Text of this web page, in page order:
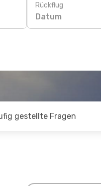
Rückflug
Datum
gestellte Fragen